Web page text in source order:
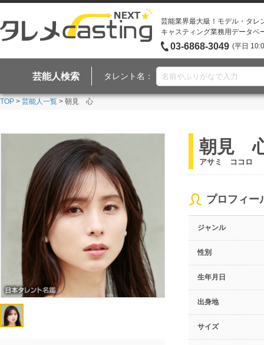
芸能業界最大級！モデル・タレ
キャスティング業務用データベ
03-6868-3049 (平日
芸能人検索 タレント名：
TOP > 芸能人一覧 > 朝見 心
朝見
アサミ ココロ
プロフィー
ジャンル
性別
生年月日
出身地
サイズ